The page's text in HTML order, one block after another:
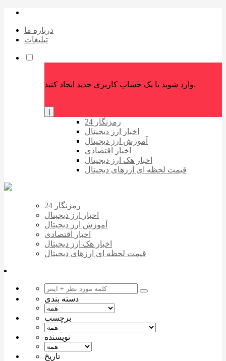
درباره ما
تبلیغات
وارد شوید یا یک حساب کاربری جدید ایجاد کنید.
رمزنگار 24
اخبار ارز دیجیتال
آموزش ارز دیجیتال
اخبار اقتصادی
اخبار هک ارز دیجیتال
قیمت لحظه ای ارزهای دیجیتال
رمزنگار 24
اخبار ارز دیجیتال
آموزش ارز دیجیتال
اخبار اقتصادی
اخبار هک ارز دیجیتال
قیمت لحظه ای ارزهای دیجیتال
دسته بندی
برچسب
نویسنده
تاریخ